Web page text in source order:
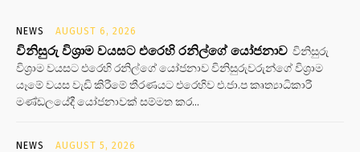
NEWS AUGUST 6, 2026
විනිසුරු විශ්‍රාම වයසට එරෙහි රනිල්ගේ යෝජනාව විනිසුරු
විශ්‍රාම වයසට එරෙහි රනිල්ගේ යෝජනාව විනිසුරුවරුන්ගේ විශ්‍රාම
යෑමේ වයස වැඩි කිරීමේ තීරණයට එරෙහිව එ.ජා.ප කෘත්‍යාධිකාරී
මණ්ඩලයේදී යෝජනාවක් සම්මත කර...
NEWS AUGUST 5, 2026